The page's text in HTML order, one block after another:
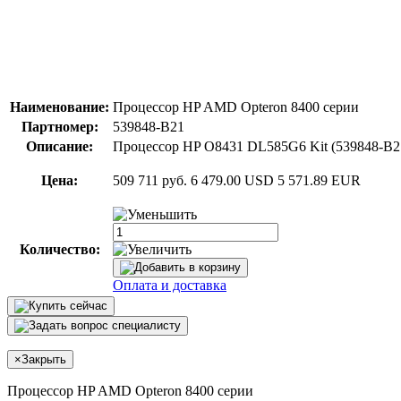
Наименование: Процессор HP AMD Opteron 8400 серии
Партномер:
539848-B21
Описание:
Процессор HP O8431 DL585G6 Kit (539848-
Цена: 509 711 руб. 6 479.00 USD 5 571.89 EUR
Количество:
Оплата и доставка
×Закрыть
Процессор HP AMD Opteron 8400 серии